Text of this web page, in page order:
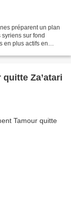
préparent un plan
sur fond
en plus actifs en
Za’atari